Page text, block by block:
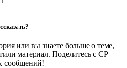
или вы знаете больше о теме,
материал. Поделитесь с СР
сообщений!